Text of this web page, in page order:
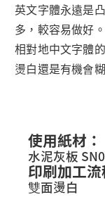
英文字體永遠是
多，較容易做好。
相對地中文字體
燙白還是有機會
使用紙材：
水泥灰板
印刷加工流
雙面燙白